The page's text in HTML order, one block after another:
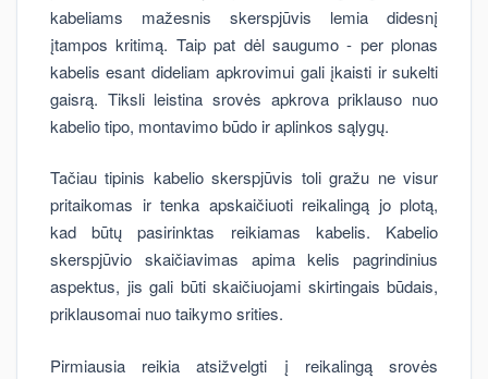
kabeliams mažesnis skerspjūvis lemia didesnį
įtampos kritimą. Taip pat dėl saugumo - per plonas
kabelis esant dideliam apkrovimui gali įkaisti ir sukelti
gaisrą. Tiksli leistina srovės apkrova priklauso nuo
kabelio tipo, montavimo būdo ir aplinkos sąlygų.
Tačiau tipinis kabelio skerspjūvis toli gražu ne visur
pritaikomas ir tenka apskaičiuoti reikalingą jo plotą,
kad būtų pasirinktas reikiamas kabelis. Kabelio
skerspjūvio skaičiavimas apima kelis pagrindinius
aspektus, jis gali būti skaičiuojami skirtingais būdais,
priklausomai nuo taikymo srities.
Pirmiausia reikia atsižvelgti į reikalingą srovės